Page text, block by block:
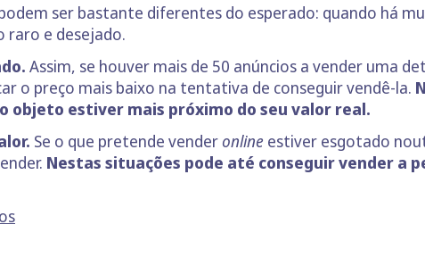
ser bastante diferentes do esperado: quando há
raro e desejado.
Assim, se houver mais de 50 anúncios a vender uma
o preço mais baixo na tentativa de conseguir vendê-la.
objeto estiver mais próximo do seu valor real.
Se o que pretende vender online estiver esgotado
Nestas situações pode até conseguir vender a